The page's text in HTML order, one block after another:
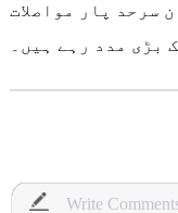
کے دوران سرحد پار مواصلات
بڑی مدد رہے ہیں۔